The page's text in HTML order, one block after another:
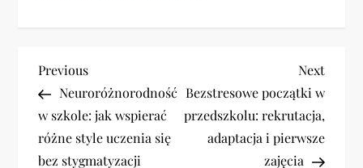
N
a
w
Previous
Post
Previous
Neuroróżnorodność
w szkole: jak wspierać
różne style uczenia się
bez stygmatyzacji
Next
Post
Next
Bezstresowe początki w
przedszkolu: rekrutacja,
adaptacja i pierwsze
zajęcia